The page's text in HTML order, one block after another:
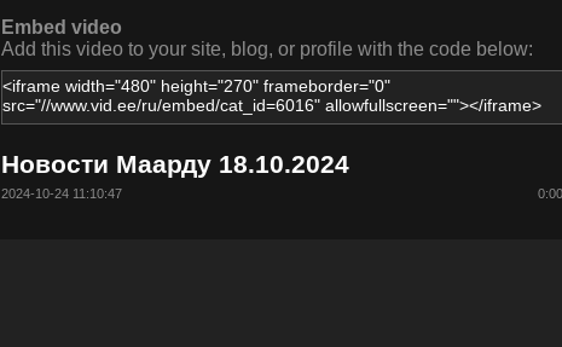
Embed video
Add this video to your site, blog, or profile with the code below:
Новости Маарду 18.10.2024
2024-10-24 11:10:47